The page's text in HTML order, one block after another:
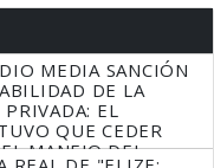
MEDIA SANCIÓN
DE LA
EL
QUE CEDER
MANEJO DEL